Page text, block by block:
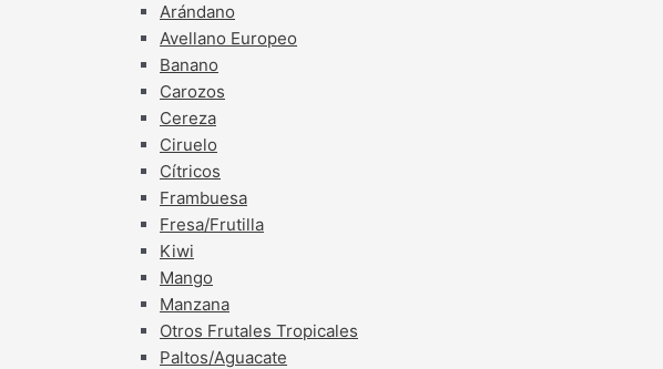
Arándano
Avellano Europeo
Banano
Carozos
Cereza
Ciruelo
Cítricos
Frambuesa
Fresa/Frutilla
Kiwi
Mango
Manzana
Otros Frutales Tropicales
Paltos/Aguacate